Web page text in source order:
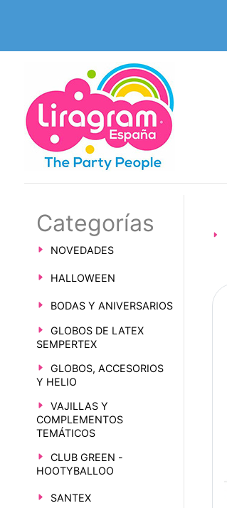
Categorías
NOVEDADES
HALLOWEEN
BODAS Y ANIVERSARIOS
GLOBOS DE LATEX
SEMPERTEX
GLOBOS, ACCESORIOS
Y HELIO
VAJILLAS Y
COMPLEMENTOS
TEMÁTICOS
CLUB GREEN -
HOOTYBALLOO
SANTEX